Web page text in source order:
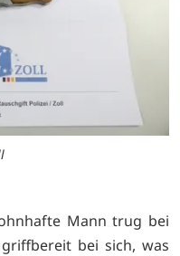
Mann trug bei
bei sich, was